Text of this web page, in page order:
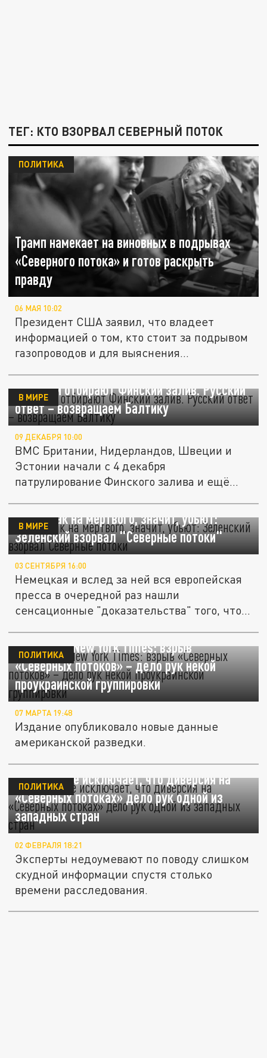
ТЕГ: КТО ВЗОРВАЛ СЕВЕРНЫЙ ПОТОК
Трамп намекает на виновных в подрывах
«Северного потока» и готов раскрыть
правду
ПОЛИТИКА
06 МАЯ 10:02
Президент США заявил, что владеет
информацией о том, кто стоит за подрывом
газопроводов и для выяснения...
У России отбирают Финский залив. Русский
ответ – возвращаем Балтику
В МИРЕ
09 ДЕКАБРЯ 10:00
ВМС Британии, Нидерландов, Швеции и
Эстонии начали с 4 декабря
патрулирование Финского залива и ещё
Валят как на мёртвого, значит, убьют:
Зеленский взорвал "Северные потоки"
В МИРЕ
03 СЕНТЯБРЯ 16:00
Немецкая и вслед за ней вся европейская
пресса в очередной раз нашли
сенсационные "доказательства" того, что...
Детали от New York Times: взрыв
«Северных потоков» – дело рук некой
проукраинской группировки
ПОЛИТИКА
07 МАРТА 19:48
Издание опубликовало новые данные
американской разведки.
Германия не исключает, что диверсия на
«Северных потоках» дело рук одной из
западных стран
ПОЛИТИКА
02 ФЕВРАЛЯ 18:21
Эксперты недоумевают по поводу слишком
скудной информации спустя столько
времени расследования.